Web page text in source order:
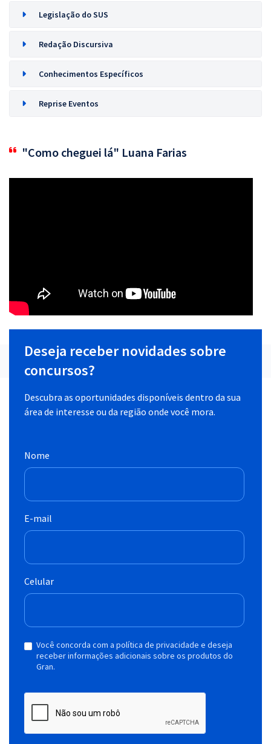
Legislação do SUS
Redação Discursiva
Conhecimentos Específicos
Reprise Eventos
"Como cheguei lá" Luana Farias
Deseja receber novidades sobre
concursos?
Descubra as oportunidades disponíveis dentro da sua
área de interesse ou da região onde você mora.
Nome
E-mail
Celular
Você concorda com a política de privacidade e deseja
receber informações adicionais sobre os produtos do
Gran.